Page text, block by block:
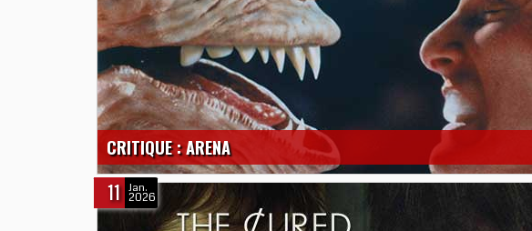
CRITIQUE : ARENA
11 Jan.
2026